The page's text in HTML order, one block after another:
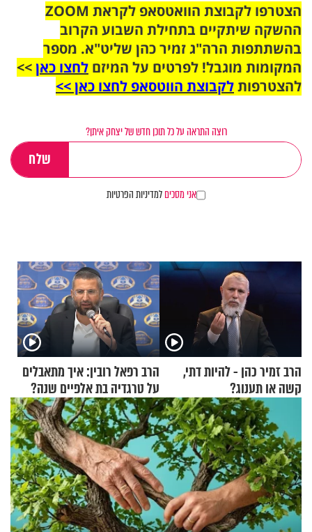
הצטרפו לקבוצת הוואטסאפ לקראת ZOOM
ההשקה שיתקיים בתחילת השבוע הקרוב
בהשתתפות הרה"ג זמיר כהן שליט"א. מספר
המקומות מוגבל! לפרטים על המיזם לחצו כאן>>
להצטרפותלקבוצת הווטסאפ לחצו כאן >>
רוצה התראה על כל תוכן חדש של יצחק איתן?
אני מסכיםלמדיניות הפרטיות
הרב זמיר כהן - להיות דתי,
קשה או תענוג?
הרב רפאל רובין: איך מתאבלים
על טרגדיה בת אלפיים שנה?